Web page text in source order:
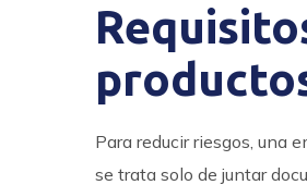
Para reducir riesgos, una
se trata solo de juntar